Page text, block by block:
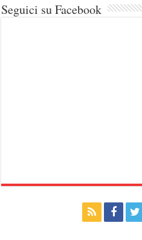
Seguici su Facebook